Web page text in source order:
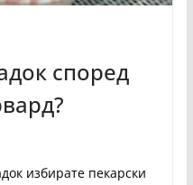
според
избирате пекарски